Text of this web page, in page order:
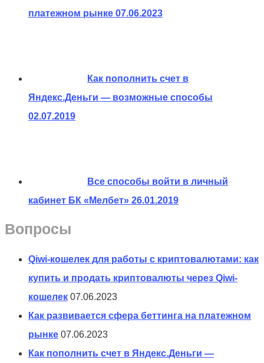
платежном рынке 07.06.2023
Как пополнить счет в
Яндекс.Деньги — возможные способы
02.07.2019
Все способы войти в личный
кабинет БК «Мелбет» 26.01.2019
Вопросы
Qiwi-кошелек для работы с криптовалютами: как
купить и продать криптовалюты через Qiwi-
кошелек 07.06.2023
Как развивается сфера беттинга на платежном
рынке 07.06.2023
Как пополнить счет в Яндекс.Деньги —